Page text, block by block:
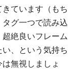
ています（もち
グ一つで読み込
絶良いフレーム
、という気持ち
無視しましょ